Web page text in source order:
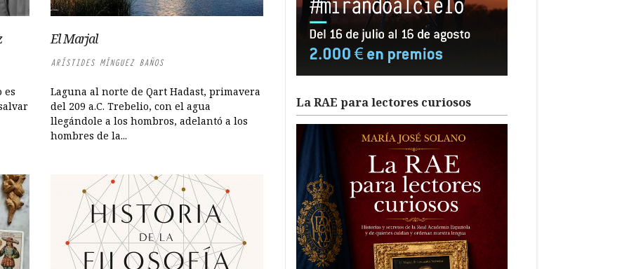
es
El Marjal
ARÍSTIDES MÍNGUEZ BAÑOS
Laguna al norte de Qart Hadast, primavera
del 209 a.C. Trebelio, con el agua
llegándole a los hombros, adelantó a los
hombres de la...
La RAE para lectores curiosos